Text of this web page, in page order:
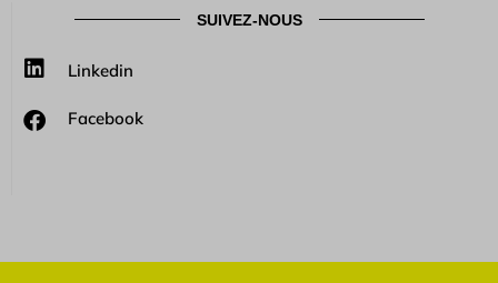
SUIVEZ-NOUS
Linkedin
Facebook